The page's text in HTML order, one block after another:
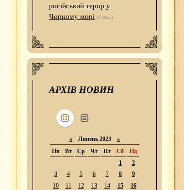
російський терор у
Чорному морі (Слово)
АРХІВ НОВИН
« Липень 2023 »
Пн
Вт Ср Чт Пт Сб
Нд
1
2
3
4 5 6 7 8
9
10
11 12 13 14 15
16